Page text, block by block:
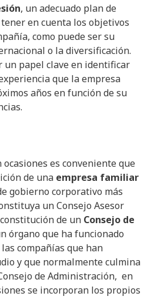
, un adecuado plan de
en cuenta los objetivos
como puede ser su
o la diversificación.
un papel clave en identificar
que la empresa
años en función de su
ocasiones es conveniente que
de una empresa familiar
gobierno corporativo más
un Consejo Asesor
de un Consejo de
órgano que ha funcionado
compañías que han
y que normalmente culmina
de Administración, en
se incorporan los propios